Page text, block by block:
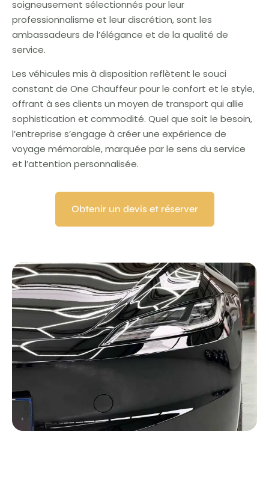
soigneusement sélectionnés pour leur
professionnalisme et leur discrétion, sont les
ambassadeurs de l’élégance et de la qualité de
service.
Les véhicules mis à disposition reflètent le souci
constant de One Chauffeur pour le confort et le style,
offrant à ses clients un moyen de transport qui allie
sophistication et commodité. Quel que soit le besoin,
l’entreprise s’engage à créer une expérience de
voyage mémorable, marquée par le sens du service
et l’attention personnalisée.
Obtenir un devis et réserver